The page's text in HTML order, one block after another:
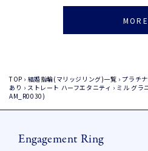
MORE
TOP › 結婚指輪(マリッジリング)一覧 › プラチ
あり › ストレート ハーフエタニティ › ミル グラ
AM_R0030)
Engagement Ring